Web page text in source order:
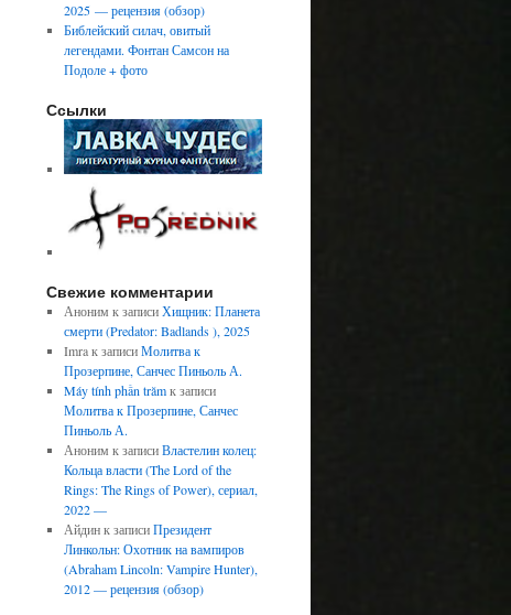
2025 — рецензия (обзор)
Библейский силач, овитый
легендами. Фонтан Самсон на
Подоле + фото
Ссылки
Свежие комментарии
Аноним к записиХищник: Планета
смерти (Predator: Badlands ), 2025
Imraк записиМолитва к
Прозерпине, Санчес Пиньоль А.
Máy tính phần trămк записи
Молитва к Прозерпине, Санчес
Пиньоль А.
Аноним к записиВластелин колец:
Кольца власти (The Lord of the
Rings: The Rings of Power), сериал,
2022 —
Айдинк записиПрезидент
Линкольн: Охотник на вампиров
(Abraham Lincoln: Vampire Hunter),
2012 — рецензия (обзор)